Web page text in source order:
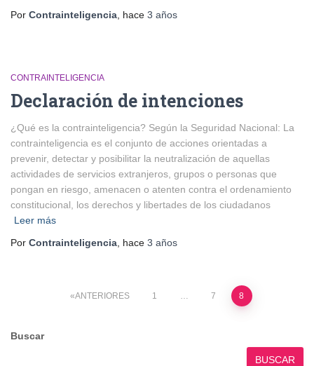
Por Contrainteligencia , hace 3 años
CONTRAINTELIGENCIA
Declaración de intenciones
¿Qué es la contrainteligencia? Según la Seguridad Nacional: La
contrainteligencia es el conjunto de acciones orientadas a
prevenir, detectar y posibilitar la neutralización de aquellas
actividades de servicios extranjeros, grupos o personas que
pongan en riesgo, amenacen o atenten contra el ordenamiento
constitucional, los derechos y libertades de los ciudadanos
Leer más
Por Contrainteligencia , hace 3 años
Paginación
de
ANTERIORES 1 … 7 8
Buscar
BUSCAR